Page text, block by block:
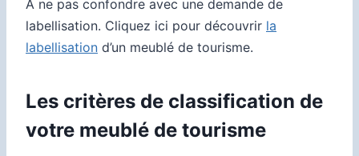
A ne pas confondre avec une demande de
labellisation. Cliquez ici pour découvrir la
labellisation d’un meublé de tourisme.
Les critères de classification de
votre meublé de tourisme